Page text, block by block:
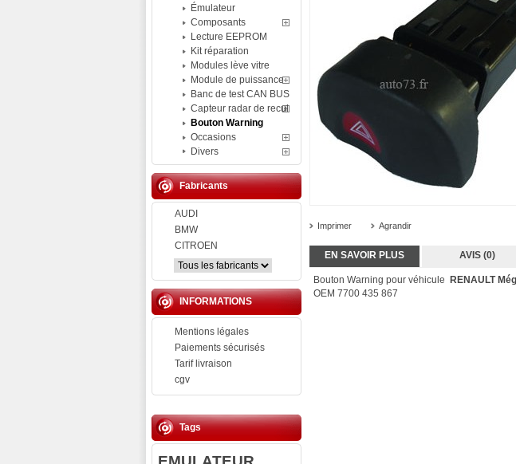
Émulateur
Composants
Lecture EEPROM
Kit réparation
Modules lève vitre
Module de puissance
Banc de test CAN BUS
Capteur radar de recul
Bouton Warning
Occasions
Divers
Fabricants
AUDI
BMW
CITROEN
INFORMATIONS
Mentions légales
Paiements sécurisés
Tarif livraison
cgv
Tags
Imprimer Agrandir
EN SAVOIR PLUS AVIS (0)
Bouton Warning pour véhicule
RENAULT
OEM 7700 435 867